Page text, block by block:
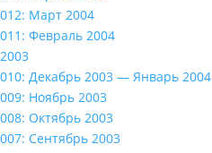
012: Март 2004
011: Февраль 2004
2003
010: Декабрь 2003 — Январь 2004
009: Ноябрь 2003
008: Октябрь 2003
007: Сентябрь 2003